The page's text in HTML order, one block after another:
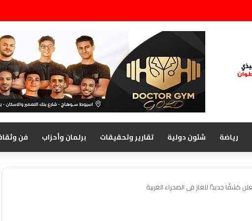
رياضة شئون دولية تقارير وتحقيقات برلمان وأحزاب فن